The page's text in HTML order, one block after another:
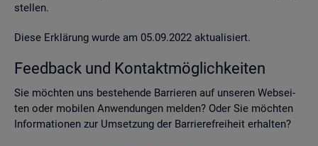
stel­len.
Diese Er­klä­rung wurde am 05.09.2022 ak­tua­li­siert.
Feed­back und Kon­takt­mög­lich­kei­ten
Sie möch­ten uns be­stehen­de Bar­rie­ren auf un­se­ren Web­sei­
ten oder mo­bi­len An­wen­dun­gen mel­den? Oder Sie möch­ten
In­for­ma­tio­nen zur Um­set­zung der Bar­rie­re­frei­heit er­hal­ten?